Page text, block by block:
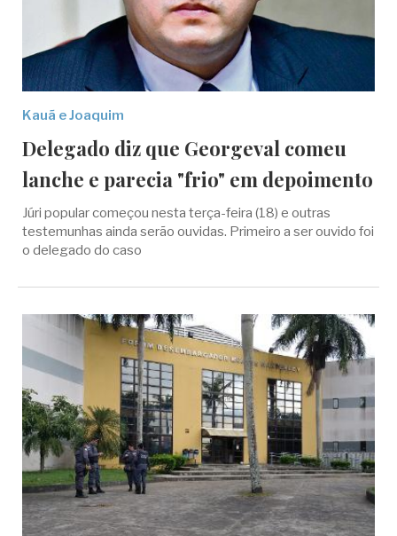
Kauã e Joaquim
Delegado diz que Georgeval comeu
lanche e parecia "frio" em depoimento
Júri popular começou nesta terça-feira (18) e outras
testemunhas ainda serão ouvidas. Primeiro a ser ouvido foi
o delegado do caso